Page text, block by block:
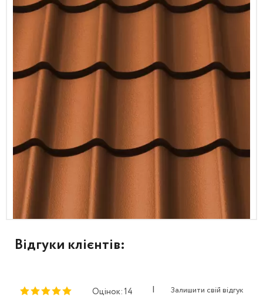
Відгуки клієнтів:
Оцінок: 14 | Залишити свій відгук